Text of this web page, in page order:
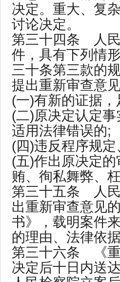
决定。重大、复
讨论决定。
第三十四条 人
件，具有下列情
三十条第三款的
提出重新审查意
(一)有新的证据
(二)原决定认定
适用法律错误的;
(四)违反程序规
(五)作出原决定
贿、徇私舞弊、
第三十五条 人民
出重新审查意见
书》，载明案件
的理由、法律依据
第三十六条 《重
决定后十日内送